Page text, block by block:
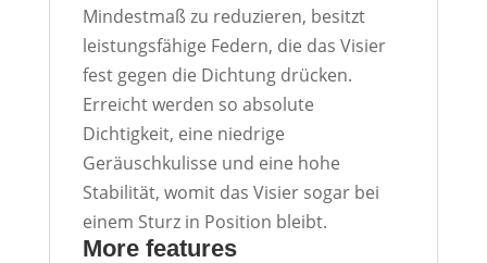
Mindestmaß zu reduzieren, besitzt
leistungsfähige Federn, die das Visier
fest gegen die Dichtung drücken.
Erreicht werden so absolute
Dichtigkeit, eine niedrige
Geräuschkulisse und eine hohe
Stabilität, womit das Visier sogar bei
einem Sturz in Position bleibt.
More features